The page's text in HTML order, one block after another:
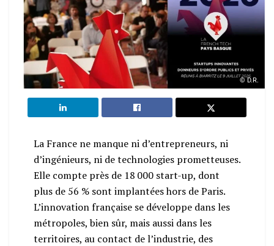
© D.R.
La France ne manque ni d’entrepreneurs, ni
d’ingénieurs, ni de technologies prometteuses.
Elle compte près de 18 000 start-up, dont
plus de 56 % sont implantées hors de Paris.
L’innovation française se développe dans les
métropoles, bien sûr, mais aussi dans les
territoires, au contact de l’industrie, des